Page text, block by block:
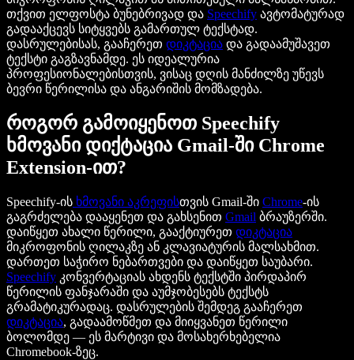
თქვით ელფოსტა ბუნებრივად და Speechify ავტომატურად
გადააქცევს სიტყვებს გამართულ ტექსტად.
დასრულებისას, გააჩერეთ დიკტაცია და გადაამუშავეთ
ტექსტი გაგზავნამდე. ეს იდეალურია
პროფესიონალებისთვის, ვისაც დღის მანძილზე უწევს
ბევრი წერილისა და ანგარიშის მომზადება.
როგორ გამოიყენოთ Speechify
ხმოვანი დიქტაცია Gmail-ში Chrome
Extension-ით?
Speechify-ის ხმოვანი აკრეფისთვის Gmail-ში Chrome-ის
გაგრძელება დააყენეთ და გახსენით Gmail ბრაუზერში.
დაიწყეთ ახალი წერილი, გააქტიურეთ დიკტაცია
მიკროფონის ღილაკზე ან კლავიატურის მალსახმით.
დართეთ საჭირო ნებართვები და დაიწყეთ საუბარი.
Speechify კონვერტაციას ახდენს ტექსტში პირდაპირ
წერილის ფანჯარაში და აუმჯობესებს ტექსტს
გრამატიკურადაც. დასრულების შემდეგ გააჩერეთ
დიკტაცია, გადაამოწმეთ და მიიყვანეთ წერილი
ბოლომდე — ეს მარტივი და მოსახერხებელია
Chromebook-ზეც.